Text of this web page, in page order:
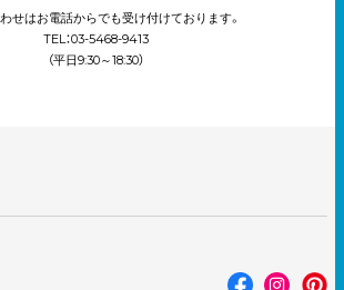
せはお電話からでも受け付けております。
TEL：03-5468-9413
（平日9:30～18:30）